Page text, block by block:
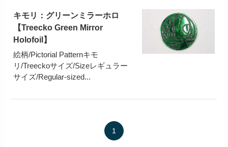
キモリ：グリーンミラーホロ
【Treecko Green Mirror
Holofoil】
絵柄/Pictorial Patternキモ
リ/Treeckoサイズ/Sizeレギュラー
サイズ/Regular-sized...
1